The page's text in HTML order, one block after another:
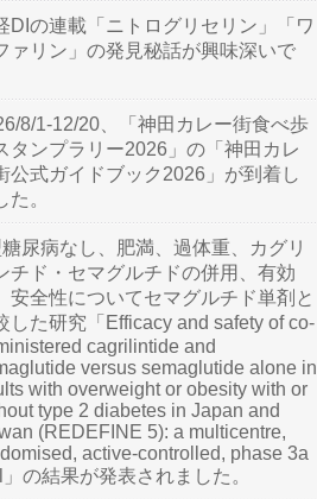
DIの連載「ニトログリセリン」「ワ
ァリン」の発見秘話が興味深いで
8/1-12/20、「神田カレー街食べ歩
タンプラリー2026」の「神田カレ
公式ガイドブック2026」が到着し
た。
尿病なし、肥満、過体重、カグリ
チド・セマグルチドの併用、有効
安全性についてセマグルチド単剤と
した研究「Efficacy and safety of co-
cagrilintide and
versus semaglutide alone in
with overweight or obesity with or
type 2 diabetes in Japan and
(REDEFINE 5): a multicentre,
active-controlled, phase 3a
の結果が発表されました。